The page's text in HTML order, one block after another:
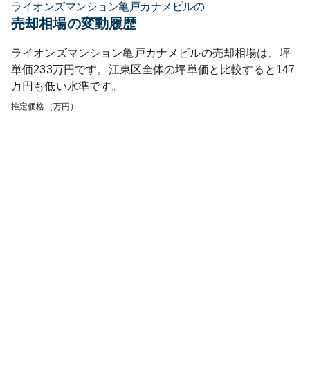
ライオンズマンション亀戸カナメビルの
売却相場の変動履歴
ライオンズマンション亀戸カナメビルの売却相場は、坪
単価233万円です。 江東区全体の坪単価と比較すると 147
万円も低い水準です。
推定価格（万円）